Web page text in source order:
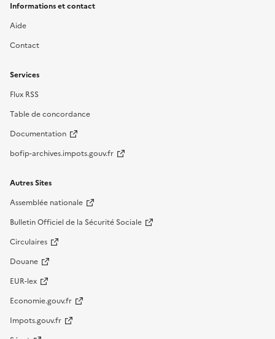
Informations et contact
Aide
Contact
Services
Flux RSS
Table de concordance
Documentation
bofip-archives.impots.gouv.fr
Autres Sites
Assemblée nationale
Bulletin Officiel de la Sécurité Sociale
Circulaires
Douane
EUR-lex
Economie.gouv.fr
Impots.gouv.fr